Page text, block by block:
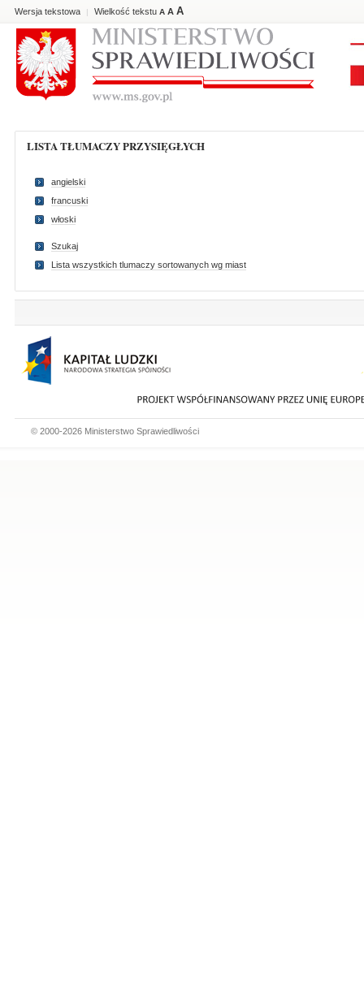
Wersja tekstowa | Wielkość tekstu A A A
LISTA TŁUMACZY PRZYSIĘGŁYCH
angielski
francuski
włoski
Szukaj
Lista wszystkich tlumaczy sortowanych wg miast
© 2000-2026 Ministerstwo Sprawiedliwości